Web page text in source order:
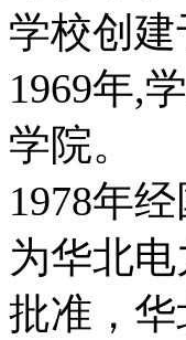
学校创
1969年,
学院。
1978年
为华北
批准，